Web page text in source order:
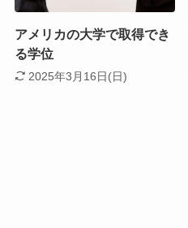
アメリカの大学で取得でき
る学位
2025年3月16日(日)